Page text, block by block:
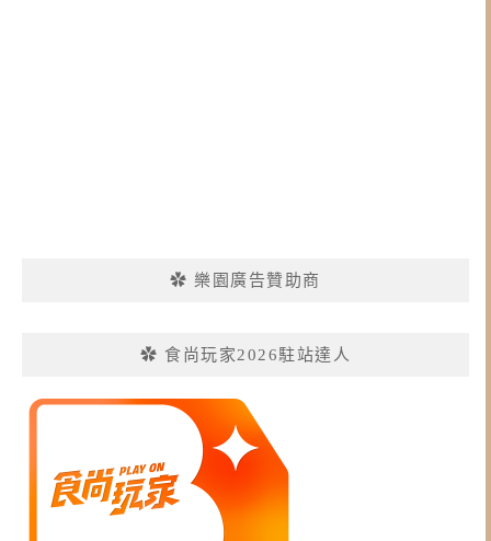
✿ 樂園廣告贊助商
✿ 食尚玩家2026駐站達人